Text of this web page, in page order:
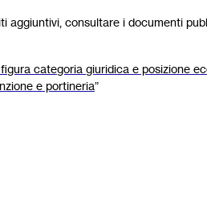
aggiuntivi, consultare i documenti
categoria giuridica e posizione
e portineria”